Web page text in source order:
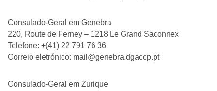
Consulado-Geral em Genebra
220, Route de Ferney – 1218 Le Grand Saconnex
Telefone: +(41) 22 791 76 36
Correio eletrónico: mail@genebra.dgaccp.pt
Consulado-Geral em Zurique